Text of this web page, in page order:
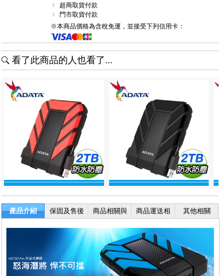
超商取貨付款
門市取貨付款
※本商品價格為含稅免運，並接受下列信用卡：
看了此商品的人也看了...
產品介紹
保固及售後
商品相關與
商品運送相
其他相關